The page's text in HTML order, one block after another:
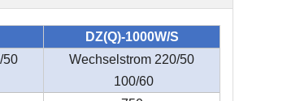
DZ(Q)-1000W/S
50
Wechselstrom 220/50
100/60